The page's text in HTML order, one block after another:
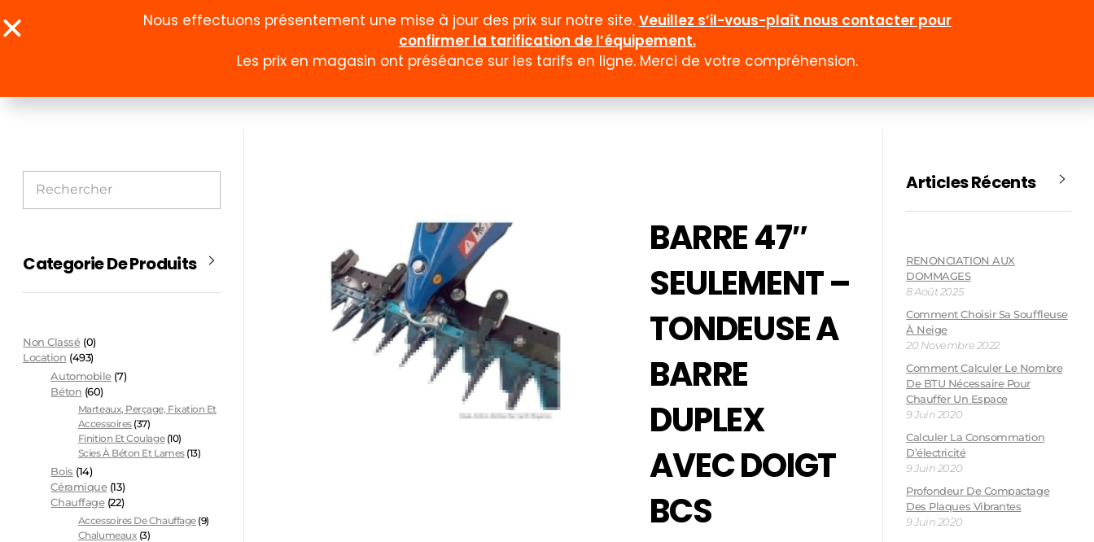
À propos Boutique Documentation Formulaires Promotion et rabais Emploi
BARRE 47″
SEULEMENT –
TONDEUSE A
BARRE
DUPLEX
AVEC DOIGT
BCS
Categorie De Produits
Non Classé (0)
Location (493)
Automobile (7)
Béton (60)
Marteaux, Perçage, Fixation Et
Accessoires (37)
Finition Et Coulage (10)
Scies À Béton Et Lames (13)
Bois (14)
Céramique (13)
Chauffage (22)
Accessoires De Chauffage (9)
Chalumeaux (3)
Articles Récents
RENONCIATION AUX
DOMMAGES
8 Août 2025
Comment Choisir Sa Souffleuse
À Neige
20 Novembre 2022
Comment Calculer Le Nombre
De BTU Nécessaire Pour
Chauffer Un Espace
9 Juin 2020
Calculer La Consommation
D’électricité
9 Juin 2020
Profondeur De Compactage
Des Plaques Vibrantes
9 Juin 2020
Nous effectuons présentement une mise à jour des prix sur notre site. Veuillez s’il-vous-plaît nous contacter pour
confirmer la tarification de l’équipement.
Les prix en magasin ont préséance sur les tarifs en ligne. Merci de votre compréhension.